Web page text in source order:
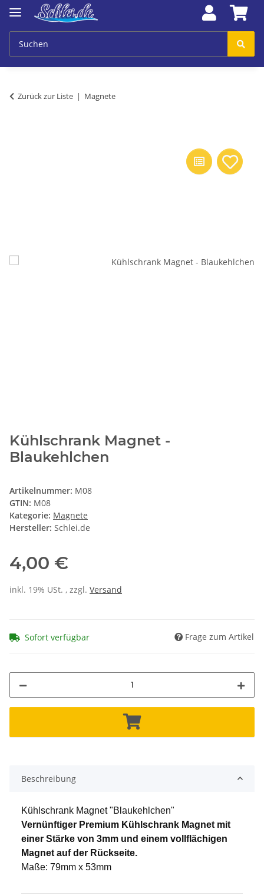
Zurück zur Liste Magnete
Kühlschrank Magnet -
Blaukehlchen
Artikelnummer: M08
GTIN: M08
Kategorie: Magnete
Hersteller: Schlei.de
4,00 €
inkl. 19% USt. , zzgl. Versand
Sofort verfügbar Frage zum Artikel
Beschreibung
Kühlschrank Magnet "Blaukehlchen"
Vernünftiger Premium Kühlschrank Magnet mit
einer Stärke von 3mm und einem vollflächigen
Magnet auf der Rückseite.
Maße: 79mm x 53mm